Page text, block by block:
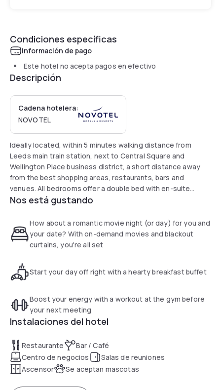
Condiciones específicas
Información de pago
Este hotel no acepta pagos en efectivo
Descripción
Cadena hotelera:
NOVOTEL
Ideally located, within 5 minutes walking distance from
Leeds main train station, next to Central Square and
Wellington Place business district, a short distance away
from the best shopping areas, restaurants, bars and
venues. All bedrooms offer a double bed with en-suite
bathroom, 55" TV's, laptop safe, mineral water and much
reasonably priced food & drinks in a relaxing atmosphere.
Fitness Suite and limited chargeable car parking facilities
on-site.
Nos está gustando
How about a romantic movie night (or day) for you and
your date? With on-demand movies and blackout
curtains, you're all set
Start your day off right with a hearty breakfast buffet
Boost your energy with a workout at the gym before
your next meeting
Instalaciones del hotel
Restaurante
Bar / Café
Centro de negocios
Salas de reuniones
Ascensor
Se aceptan mascotas